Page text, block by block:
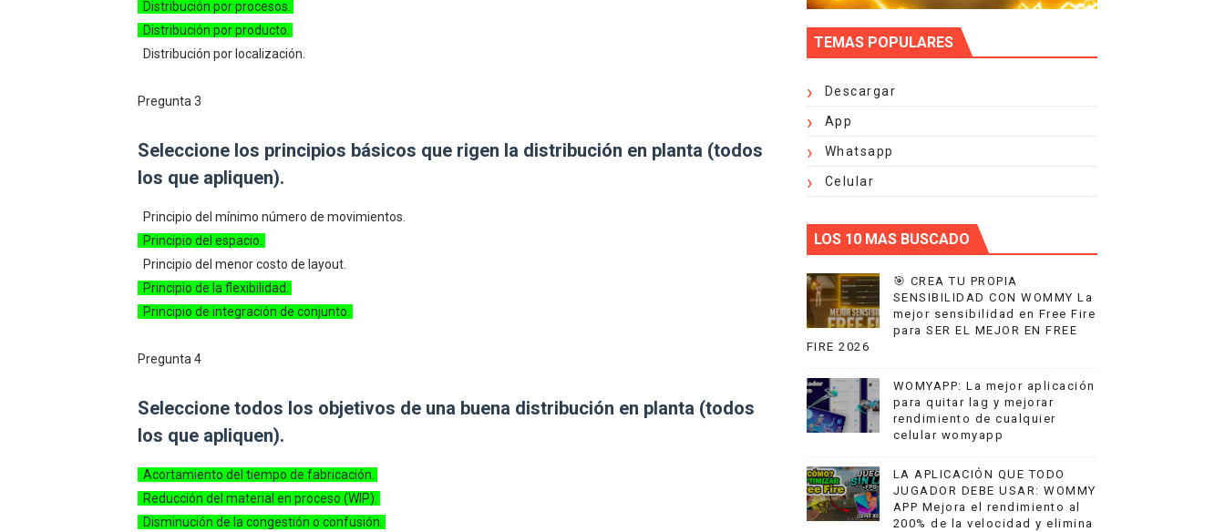
Distribución por procesos.
Distribución por producto.
Distribución por localización.
Pregunta 3
Seleccione los principios básicos que rigen la distribución en planta (todos
los que apliquen).
Principio del mínimo número de movimientos.
Principio del espacio.
Principio del menor costo de layout.
Principio de la flexibilidad.
Principio de integración de conjunto.
Pregunta 4
Seleccione todos los objetivos de una buena distribución en planta (todos
los que apliquen).
Acortamiento del tiempo de fabricación.
Reducción del material en proceso (WIP).
Disminución de la congestión o confusión.
TEMAS POPULARES
Descargar
App
Whatsapp
Celular
LOS 10 MAS BUSCADO
🎯 CREA TU PROPIA
SENSIBILIDAD CON WOMMY La
mejor sensibilidad en Free Fire
para SER EL MEJOR EN FREE
FIRE 2026
WOMYAPP: La mejor aplicación
para quitar lag y mejorar
rendimiento de cualquier
celular womyapp
LA APLICACIÓN QUE TODO
JUGADOR DEBE USAR: WOMMY
APP Mejora el rendimiento al
200% de la velocidad y elimina